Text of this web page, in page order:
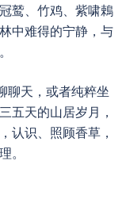
鹫、竹鸡、紫啸鵣
中难得的宁静，与
聊天，或者纯粹坐
五天的山居岁月，
认识、照顾香草，
。